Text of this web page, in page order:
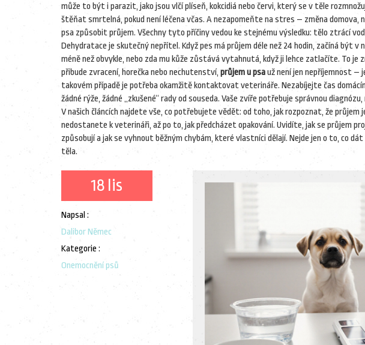
může to být i parazit, jako jsou vlčí plíseň, kokcidiá nebo červi, který se v těle
štěňat smrtelná, pokud není léčena včas. A nezapomeňte na stres – změna domova,
psa způsobit průjem. Všechny tyto příčiny vedou ke stejnému výsledku: tělo ztrácí
Dehydratace je skutečný nepřítel. Když pes má průjem déle než 24 hodin, začíná být v
méně než obvykle, nebo zda mu kůže zůstává vytahnutá, když ji lehce zatlačíte. To je
přibude zvracení, horečka nebo nechutenství, průjem u psauž není jen nepříjemnost –
takovém případě je potřeba okamžitě kontaktovat veterináře. Nezabíjejte čas
žádné rýže, žádné „zkušené“ rady od souseda. Vaše zvíře potřebuje správnou diagnózu,
V našich článcích najdete vše, co potřebujete vědět: od toho, jak rozpoznat, že průjem
nedostanete k veterináři, až po to, jak předcházet opakování. Uvidíte, jak se průjem
způsobují a jak se vyhnout běžným chybám, které vlastníci dělají. Nejde jen o to, co
těla.
18 lis
Napsal :
Dalibor Němec
Kategorie :
Onemocnění psů